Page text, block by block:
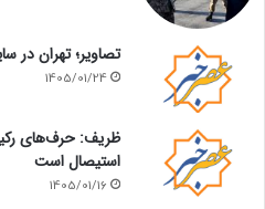
تصاویر؛ تهران
1405/01/24
ظریف: حرف‌های
استیصال است
1405/01/16